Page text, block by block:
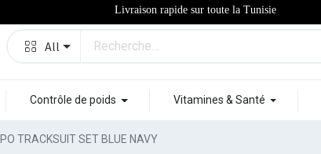
Livraison rapide sur toute la Tunisie
All
Contrôle de poids Vitamines & Santé
TRACKSUIT SET BLUE NAVY